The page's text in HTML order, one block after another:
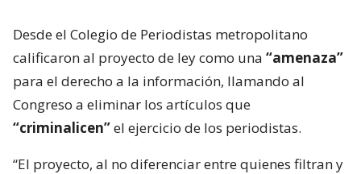
Desde el Colegio de Periodistas metropolitano
calificaron al proyecto de ley como una “amenaza”
para el derecho a la información, llamando al
Congreso a eliminar los artículos que
“criminalicen”el ejercicio de los periodistas.
“El proyecto, al no diferenciar entre quienes filtran y